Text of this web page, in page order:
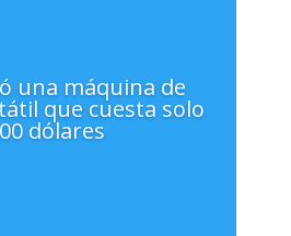
una máquina de
que cuesta solo
dólares